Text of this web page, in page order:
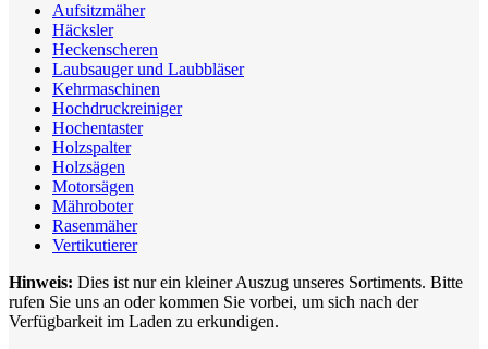
Aufsitzmäher
Häcksler
Heckenscheren
Laubsauger und Laubbläser
Kehrmaschinen
Hochdruckreiniger
Hochentaster
Holzspalter
Holzsägen
Motorsägen
Mähroboter
Rasenmäher
Vertikutierer
Hinweis: Dies ist nur ein kleiner Auszug unseres Sortiments. Bitte
rufen Sie uns an oder kommen Sie vorbei, um sich nach der
Verfügbarkeit im Laden zu erkundigen.